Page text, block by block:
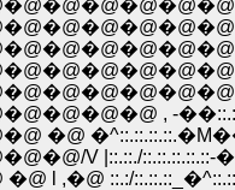
, -
�@
V |::.::./
l ,�@ ::.:/